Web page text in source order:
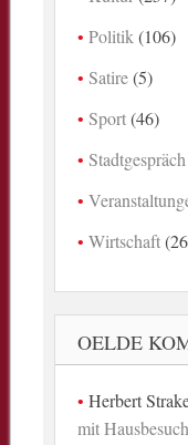
Politik(106)
Satire(5)
Sport(46)
Stadtgespräch
Wirtschaft
OELDE
Herbert
mit Hausbesuch